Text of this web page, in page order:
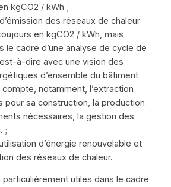
kgCO2 / kWh ;
des réseaux de chaleur
en kgCO2 / kWh, mais
le cadre d’une analyse de cycle de
à-dire avec une vision des
d’ensemble du bâtiment
notamment, l’extraction
pour sa construction, la production
nécessaires, la gestion des
;
d’énergie renouvelable et
des réseaux de chaleur.
utiles dans le cadre